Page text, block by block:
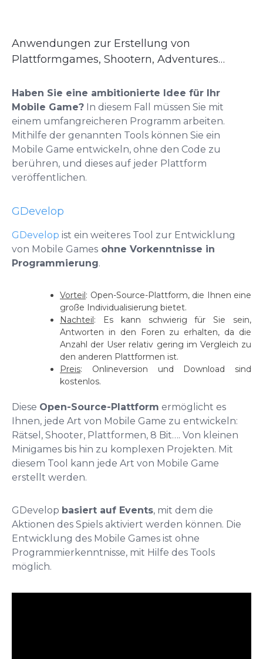
Anwendungen zur Erstellung von
Plattformgames, Shootern, Adventures…
Haben Sie eine ambitionierte Idee für Ihr
Mobile Game? In diesem Fall müssen Sie mit
einem umfangreicheren Programm arbeiten.
Mithilfe der genannten Tools können Sie ein
Mobile Game entwickeln, ohne den Code zu
berühren, und dieses auf jeder Plattform
veröffentlichen.
GDevelop
GDevelop ist ein weiteres Tool zur Entwicklung
von Mobile Games ohne Vorkenntnisse in
Programmierung.
Vorteil: Open-Source-Plattform, die Ihnen eine
große Individualisierung bietet.
Nachteil: Es kann schwierig für Sie sein,
Antworten in den Foren zu erhalten, da die
Anzahl der User relativ gering im Vergleich zu
den anderen Plattformen ist.
Preis: Onlineversion und Download sind
kostenlos.
Diese Open-Source-Plattform ermöglicht es
Ihnen, jede Art von Mobile Game zu entwickeln:
Rätsel, Shooter, Plattformen, 8 Bit…. Von kleinen
Minigames bis hin zu komplexen Projekten. Mit
diesem Tool kann jede Art von Mobile Game
erstellt werden.
GDevelop basiert auf Events, mit dem die
Aktionen des Spiels aktiviert werden können. Die
Entwicklung des Mobile Games ist ohne
Programmierkenntnisse, mit Hilfe des Tools
möglich.